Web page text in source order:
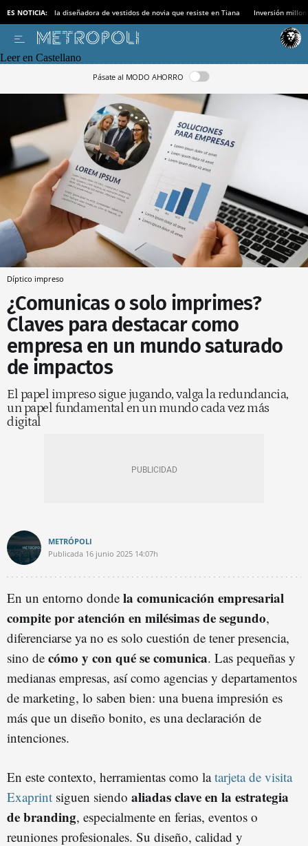
ES NOTICIA: la diseñadora de vestidos de novia que resiste en Tiana Inversión
Leer en Castellano
Pásate al MODO AHORRO
Díptico impreso
¿Comunicas o solo imprimes?
Claves para destacar como
empresa en un mundo saturado
de impactos
El papel impreso sigue jugando, valga la redundancia,
un papel fundamental en un mundo cada vez más
digital
METRÓPOLI
Publicada 16 junio 2025 14:07h
En un entorno donde la comunicación empresarial
compite por atención en milésimas de segundo,
diferenciarse ya no es solo cuestión de tener presencia,
sino de cómo y con qué se comunica. Las pequeñas y
medianas empresas, así como agencias y departamentos
de marketing, lo saben bien: una buena impresión es
más que un diseño bonito, es una declaración de
intenciones.
En este contexto, herramientas como latarjeta de visita
Exaprint siguen siendo aliadas clave en la estrategia
de branding, especialmente en ferias, eventos o
reuniones profesionales. Su diseño, calidad y